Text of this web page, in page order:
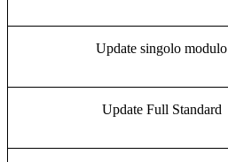
Update singolo modulo
Update Full Standard